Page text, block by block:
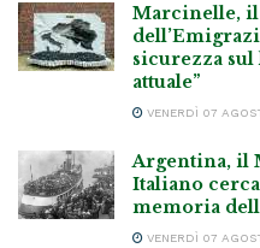
Marcinelle, il
sicurezza sul
attuale”
VENERDÌ 07
Argentina, il
Italiano
memoria
VENERDÌ 07